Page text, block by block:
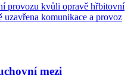
provozu kvůli opravě hřbitovní
uzavřena komunikace a provoz
mezi